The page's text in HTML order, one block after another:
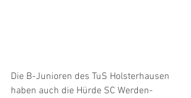
Die B-Junioren des TuS Holsterhausen
haben auch die Hürde SC Werden-